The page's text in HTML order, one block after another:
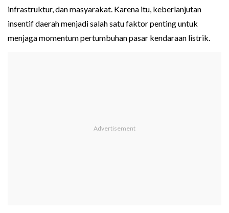
infrastruktur, dan masyarakat. Karena itu, keberlanjutan
insentif daerah menjadi salah satu faktor penting untuk
menjaga momentum pertumbuhan pasar kendaraan listrik.